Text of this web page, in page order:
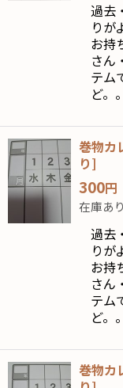
過去
りが
お持
さん
テム
ど。
巻物
り]
300円
在庫あり
過去
りが
お持
さん
テム
ど。
巻物